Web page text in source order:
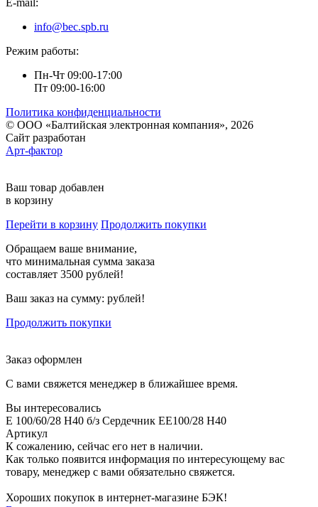
E-mail:
info@bec.spb.ru
Режим работы:
Пн-Чт 09:00-17:00
Пт 09:00-16:00
Политика конфиденциальности
© ООО «Балтийская электронная компания», 2026
Сайт разработан
Арт-фактор
Ваш товар добавлен
в корзину
Перейти в корзину Продолжить покупки
Обращаем ваше внимание,
что минимальная сумма заказа
составляет 3500 рублей!
Ваш заказ на сумму: рублей!
Продолжить покупки
Заказ оформлен
С вами свяжется менеджер в ближайшее время.
Вы интересовались
E 100/60/28 H40 б/з Сердечник EE100/28 H40
Артикул
К сожалению, сейчас его нет в наличии.
Как только появится информация по интересующему вас
товару, менеджер с вами обязательно свяжется.
Хороших покупок в интернет-магазине БЭК!